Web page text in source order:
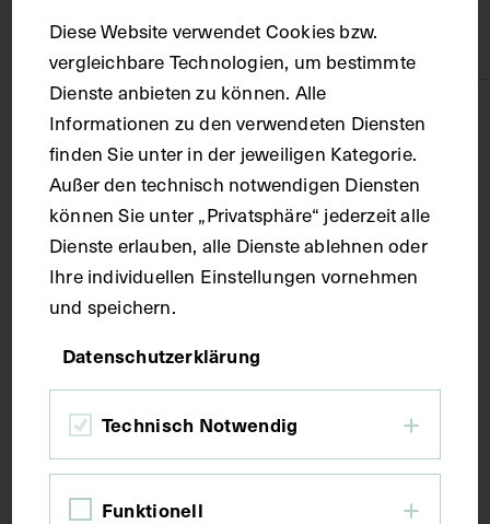
Seide
Maße
Objektmaß 52 x 46 x 54 cm Kleine Pultvitrine im
verschlossenen Zustand
Kurzbeschreibung
1. Ein Fötus (Fetus) von ungefähr sechs Monaten. Es
Schlagwörter
Diese Website verwendet Cookies bzw.
vergleichbare Technologien, um bestimmte
Dienste anbieten zu können. Alle
Informationen zu den verwendeten Diensten
finden Sie unter in der jeweiligen Kategorie.
Außer den technisch notwendigen Diensten
können Sie unter „Privatsphäre“ jederzeit alle
Dienste erlauben, alle Dienste ablehnen oder
Ihre individuellen Einstellungen vornehmen
und speichern.
Datenschutzerklärung
Technisch Notwendig
Funktionell